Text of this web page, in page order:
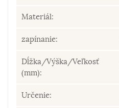
Materiál:
zapínanie:
Dĺžka/Výška/Veľkosť
(mm):
Určenie: